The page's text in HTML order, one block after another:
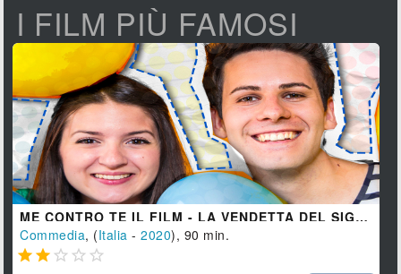
I FILM PIÙ FAMOSI
ME CONTRO TE IL FILM - LA VENDETTA DEL SIGNOR S
Commedia, (Italia -2020), 90 min.
    